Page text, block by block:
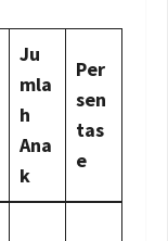
Ju
mla
h
Ana
k
Per
sen
tas
e